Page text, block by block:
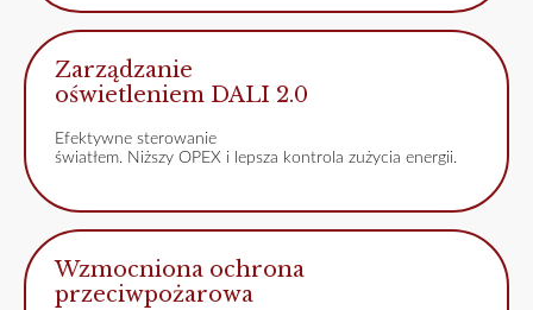
Zarządzanie
oświetleniem DALI 2.0
Efektywne sterowanie
światłem. Niższy OPEX i lepsza kontrola zużycia energii.
Wzmocniona ochrona
przeciwpożarowa